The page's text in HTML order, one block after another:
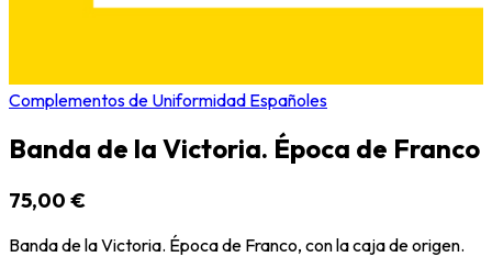
Complementos de Uniformidad Españoles
Banda de la Victoria. Época de Franco
75,00 €
Banda de la Victoria. Época de Franco, con la caja de origen.